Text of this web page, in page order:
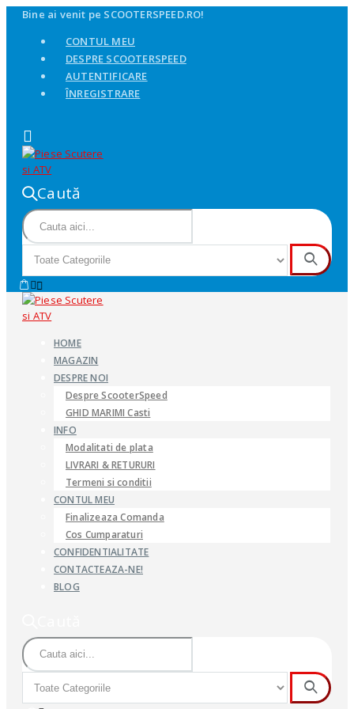
Bine ai venit pe SCOOTERSPEED.RO!
CONTUL MEU
DESPRE SCOOTERSPEED
AUTENTIFICARE
ÎNREGISTRARE
Caută
HOME
MAGAZIN
DESPRE NOI
Despre ScooterSpeed
GHID MARIMI Casti
INFO
Modalitati de plata
LIVRARI & RETURURI
Termeni si conditii
CONTUL MEU
Finalizeaza Comanda
Cos Cumparaturi
CONFIDENTIALITATE
CONTACTEAZA-NE!
BLOG